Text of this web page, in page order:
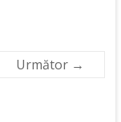
Următor →